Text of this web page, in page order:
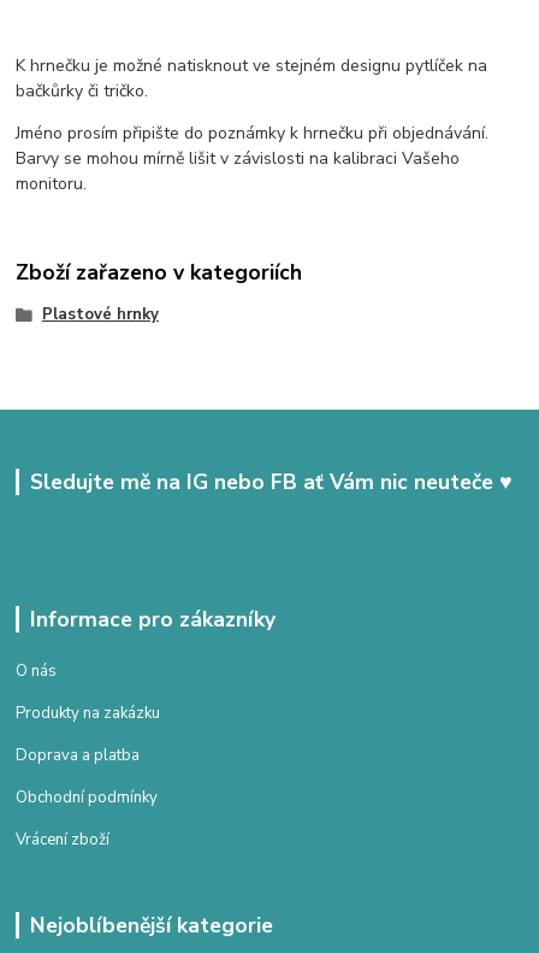
K hrnečku je možné natisknout ve stejném designu pytlíček na
bačkůrky či tričko.
Jméno prosím připište do poznámky k hrnečku při objednávání.
Barvy se mohou mírně lišit v závislosti na kalibraci Vašeho
monitoru.
Zboží zařazeno v kategoriích
Plastové hrnky
Sledujte mě na IG nebo FB ať Vám nic neuteče ♥
Informace pro zákazníky
O nás
Produkty na zakázku
Doprava a platba
Obchodní podmínky
Vrácení zboží
Nejoblíbenější kategorie